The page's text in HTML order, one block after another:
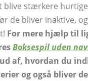
blive stærkere
de bliver inaktive,
For mere hjælp til
Boksespil uden
af, hvordan du
og også bliver